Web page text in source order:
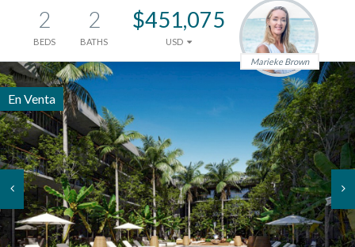
2
BEDS
2
BATHS
$451,075
USD
Marieke Brown
En Venta